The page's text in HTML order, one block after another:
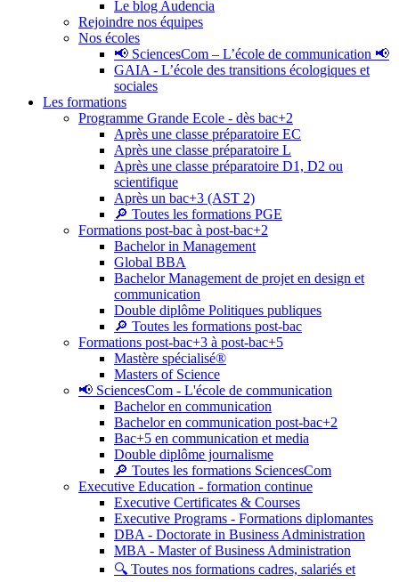
Le blog Audencia
Rejoindre nos équipes
Nos écoles
📢 SciencesCom – L’école de communication 📢
GAIA - L’école des transitions écologiques et
sociales
Les formations
Programme Grande Ecole - dès bac+2
Après une classe préparatoire EC
Après une classe préparatoire L
Après une classe préparatoire D1, D2 ou
scientifique
Après un bac+3 (AST 2)
🔎 Toutes les formations PGE
Formations post-bac à post-bac+2
Bachelor in Management
Global BBA
Bachelor Management de projet en design et
communication
Double diplôme Politiques publiques
🔎 Toutes les formations post-bac
Formations post-bac+3 à post-bac+5
Mastère spécialisé®
Masters of Science
📢 SciencesCom - L'école de communication
Bachelor en communication
Bachelor en communication post-bac+2
Bac+5 en communication et media
Double diplôme journalisme
🔎 Toutes les formations SciencesCom
Executive Education - formation continue
Executive Certificates & Courses
Executive Programs - Formations diplomantes
DBA - Doctorate in Business Administration
MBA - Master of Business Administration
🔍 Toutes nos formations cadres, salariés et